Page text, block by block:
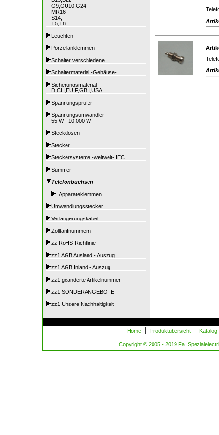
G9,GU10,G24
MR16
S14,
T5,T8
Leuchten
Porzellanklemmen
Schalter verschiedene
Schaltermaterial -Gehäuse-
Sicherungsmaterial
D,CH,EU,F,GB,I,USA
Spannungsprüfer
Spannungsumwandler
55 W - 10.000 W
Steckdosen
Stecker
Steckersysteme -weltweit- IEC
Summer
Telefonbuchsen
Apparateklemmen
Umwandlungsstecker
Verlängerungskabel
Zolltarifnummern
zz RoHS-Richtlinie
zz1 AGB Ausland - Auszug
zz1 AGB Inland - Auszug
zz1 geänderte Artikelnummer
zz1 SONDERANGEBOTE
zz1 Unsere Nachhaltigkeit
Home | Produktübersicht | Katalog
Copyright © 2005 - 2019 Fa.